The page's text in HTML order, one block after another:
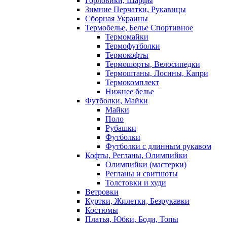
Зимние Перчатки, Рукавицы
Сборная Украины
Термобелье, Белье Спортивное
Термомайки
Термофутболки
Термокофты
Термошорты, Велосипедки
Термоштаны, Лосины, Капри
Термокомплект
Нижнее белье
Футболки, Майки
Майки
Поло
Рубашки
Футболки
Футболки с длинным рукавом
Кофты, Регланы, Олимпийки
Олимпийки (мастерки)
Регланы и свитшоты
Толстовки и худи
Ветровки
Куртки, Жилетки, Безрукавки
Костюмы
Платья, Юбки, Боди, Топы